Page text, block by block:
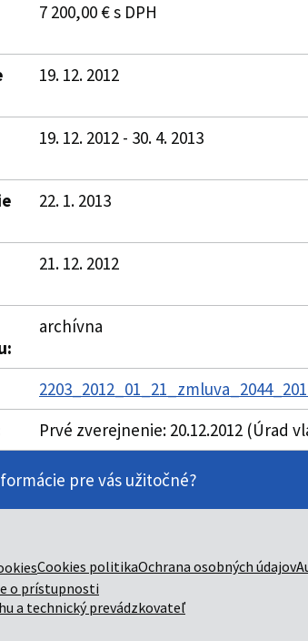
7 200,00 € s DPH
19. 12. 2012
19. 12. 2012 - 30. 4. 2013
22. 1. 2013
21. 12. 2012
archívna
Prvé zverejnenie: 20.12.2012 (Úrad
pre vás užitočné?
Cookies politikaOchrana osobných údajov
o prístupnosti
a technický prevádzkovateľ